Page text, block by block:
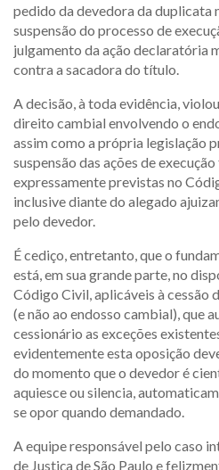
pedido da devedora da duplicata
suspensão do processo de
julgamento da ação declaratória
contra a sacadora do título.
A decisão, à toda evidência,
direito cambial envolvendo o
assim como a própria legislação
suspensão das ações de
expressamente previstas no
inclusive diante do alegado
pelo devedor.
É cediço, entretanto, que o
está, em sua grande parte, no
Código Civil, aplicáveis à cessão
(e não ao endosso cambial), que
cessionário as exceções
evidentemente esta oposição
do momento que o devedor é
aquiesce ou silencia,
se opor quando demandado.
A equipe responsável pelo caso
de Justiça de São Paulo e